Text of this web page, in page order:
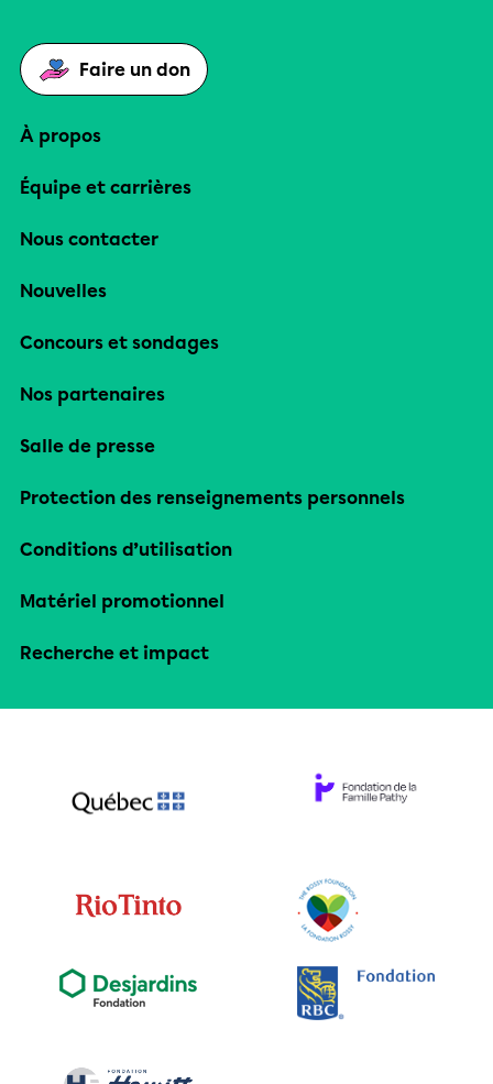
Faire un don
À propos
Équipe et carrières
Nous contacter
Nouvelles
Concours et sondages
Nos partenaires
Salle de presse
Protection des renseignements personnels
Conditions d’utilisation
Matériel promotionnel
Recherche et impact